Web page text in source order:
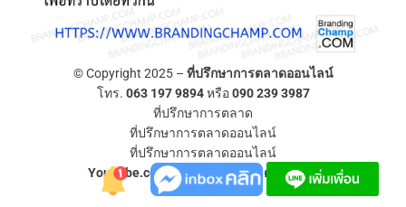
© Copyright 2025 – ที่ปรึกษาการตลาดออนไลน์
โทร. 063 197 9894หรือ090 239 3987
ที่ปรึกษาการตลาด
ที่ปรึกษาการตลาดออนไลน์
ที่ปรึกษาการตลาดออนไลน์
YouTube.com/ที่ปรึกษาการตลาดออนไลน์